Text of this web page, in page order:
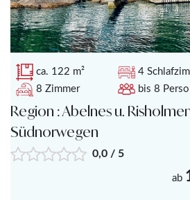
ca. 122 m² 4
8 Zimmer
bis 8
Region : Abelnes u.
Südnorwegen
0,0 / 5
ab